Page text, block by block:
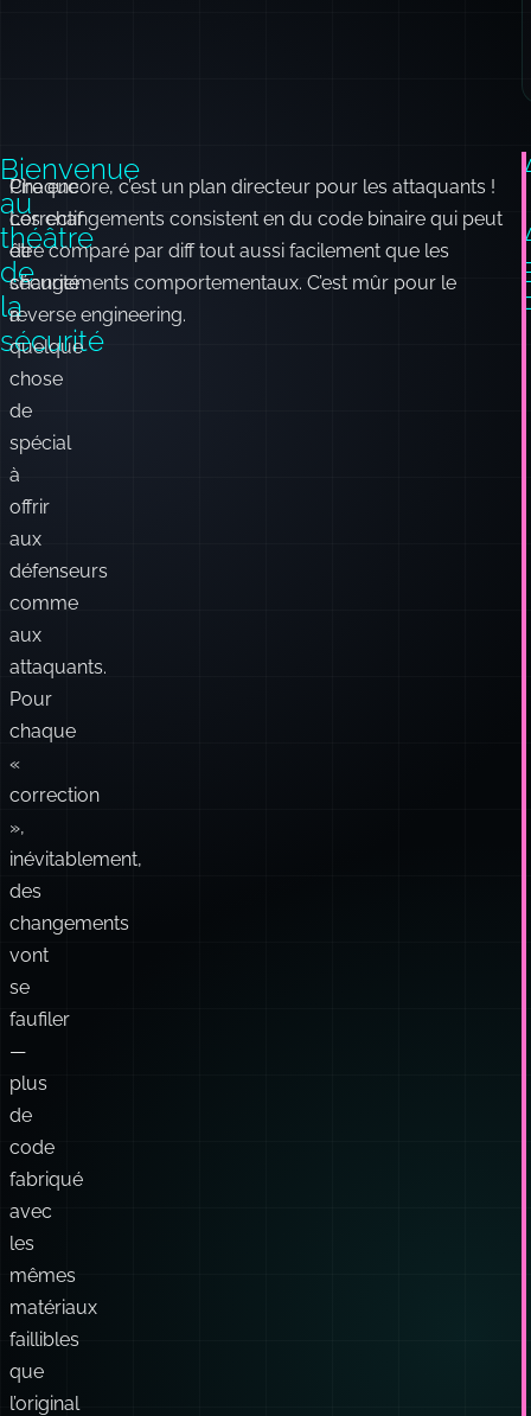
Bienvenue
au
théâtre
de
la
sécurité
Chaque
correctif
de
sécurité
a
quelque
chose
de
spécial
à
offrir
aux
défenseurs
comme
aux
attaquants.
Pour
chaque
«
correction
»,
inévitablement,
des
changements
vont
se
faufiler
—
plus
de
code
fabriqué
avec
les
mêmes
matériaux
faillibles
que
l’original
Pire encore, c’est un plan directeur pour les attaquants !
Les changements consistent en du code binaire qui peut
être comparé par diff tout aussi facilement que les
changements comportementaux. C’est mûr pour le
reverse engineering.